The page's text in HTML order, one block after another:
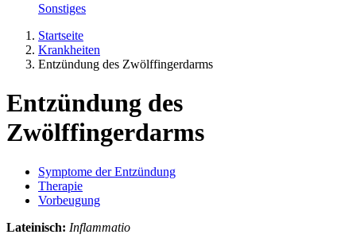
Sonstiges
Startseite
Krankheiten
Entzündung des Zwölffingerdarms
Entzündung des
Zwölffingerdarms
Symptome der Entzündung
Therapie
Vorbeugung
Lateinisch: Inflammatio